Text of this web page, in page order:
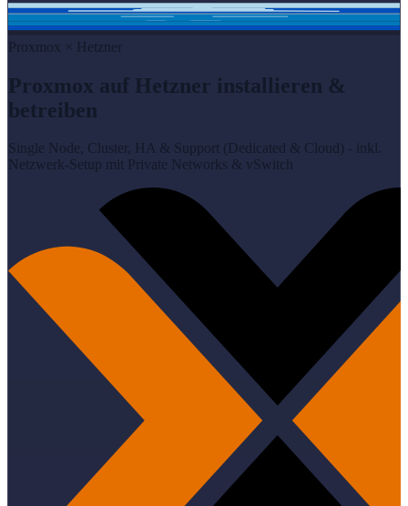
Proxmox × Hetzner
Proxmox auf Hetzner installieren &
betreiben
Single Node, Cluster, HA & Support (Dedicated & Cloud) - inkl.
Netzwerk-Setup mit Private Networks & vSwitch